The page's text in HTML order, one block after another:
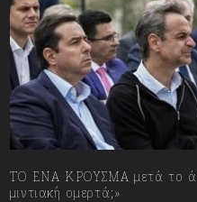
ΤΟ ΕΝΑ ΚΡΟΥΣΜΑ μετά το
μιντιακή ομερτά;»